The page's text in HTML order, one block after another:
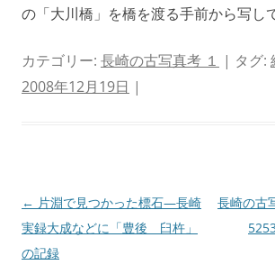
の「大川橋」を橋を渡る手前から写し
カテゴリー: 長崎の古写真考 １ | タグ:
2008年12月19日 |
投
稿
ナ
← 片淵で見つかった標石—長崎
実録大成などに「豊後 臼杵」
の記録
長崎の古